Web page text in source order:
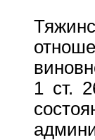
1 ст.